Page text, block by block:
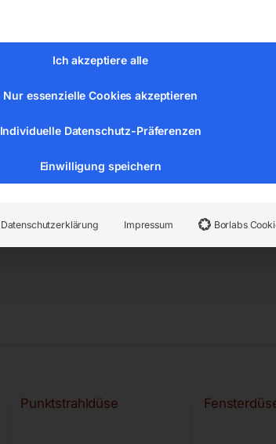
Punktstrahldüse
Ich akzeptiere alle
Nur essenzielle Cookies akzeptieren
Individuelle Datenschutz-Präferenzen
Einwilligung speichern
Datenschutzerklärung Impressum Borlabs